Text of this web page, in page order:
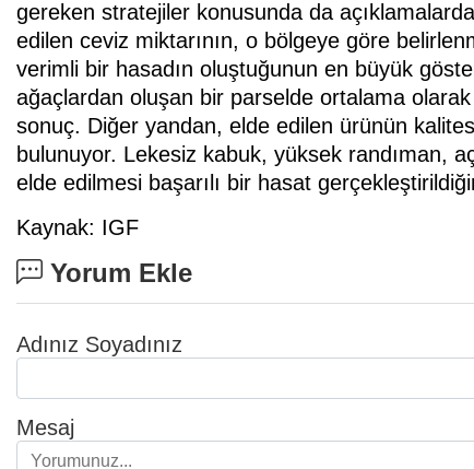
gereken stratejiler konusunda da
edilen ceviz miktarının, o bölgeye göre
verimli bir hasadın oluştuğunun en büyük
ağaçlardan oluşan bir parselde ortalama
sonuç. Diğer yandan, elde edilen ürünün
bulunuyor. Lekesiz kabuk, yüksek randıman,
elde edilmesi başarılı bir hasat
Kaynak: IGF
Yorum Ekle
Adınız Soyadınız
Mesaj